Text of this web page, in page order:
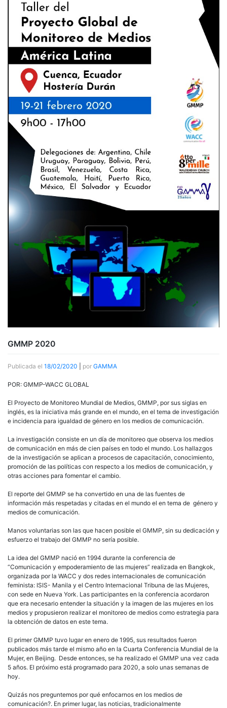
GMMP 2020
Publicada el 18/02/2020 por GAMMA
POR: GMMP-WACC GLOBAL
El Proyecto de Monitoreo Mundial de Medios, GMMP, por sus siglas en
inglés, es la iniciativa más grande en el mundo, en el tema de investigación
e incidencia para igualdad de género en los medios de comunicación.
La investigación consiste en un día de monitoreo que observa los medios
de comunicación en más de cien países en todo el mundo. Los hallazgos
de la investigación se aplican a procesos de capacitación, conocimiento,
promoción de las políticas con respecto a los medios de comunicación, y
otras acciones para fomentar el cambio.
El reporte del GMMP se ha convertido en una de las fuentes de
información más respetadas y citadas en el mundo el en tema de género y
medios de comunicación.
Manos voluntarias son las que hacen posible el GMMP, sin su dedicación y
esfuerzo el trabajo del GMMP no sería posible.
La idea del GMMP nació en 1994 durante la conferencia de
“Comunicación y empoderamiento de las mujeres” realizada en Bangkok,
organizada por la WACC y dos redes internacionales de comunicación
feminista: ISIS- Manila y el Centro Internacional Tribuna de las Mujeres,
con sede en Nueva York. Las participantes en la conferencia acordaron
que era necesario entender la situación y la imagen de las mujeres en los
medios y propusieron realizar el monitoreo de medios como estrategia para
la obtención de datos en este tema.
El primer GMMP tuvo lugar en enero de 1995, sus resultados fueron
publicados más tarde el mismo año en la Cuarta Conferencia Mundial de la
Mujer, en Beijing. Desde entonces, se ha realizado el GMMP una vez cada
5 años. El próximo está programado para 2020, a solo unas semanas de
hoy.
Quizás nos preguntemos por qué enfocarnos en los medios de
comunicación?. En primer lugar, las noticias, tradicionalmente